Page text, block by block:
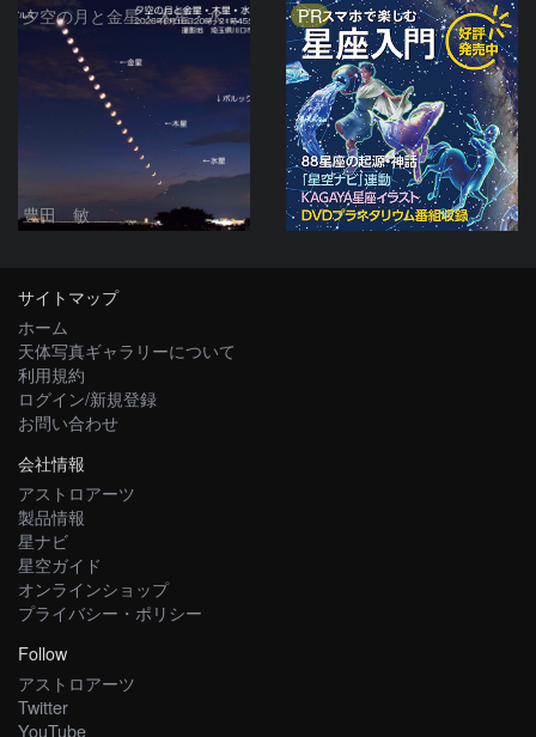
夕空の月と金星・木星・水星の接近 2026/6/18
豊田 敏
PR
サイトマップ
ホーム
天体写真ギャラリーについて
利用規約
ログイン/新規登録
お問い合わせ
会社情報
アストロアーツ
製品情報
星ナビ
星空ガイド
オンラインショップ
プライバシー・ポリシー
Follow
アストロアーツ
Twitter
YouTube